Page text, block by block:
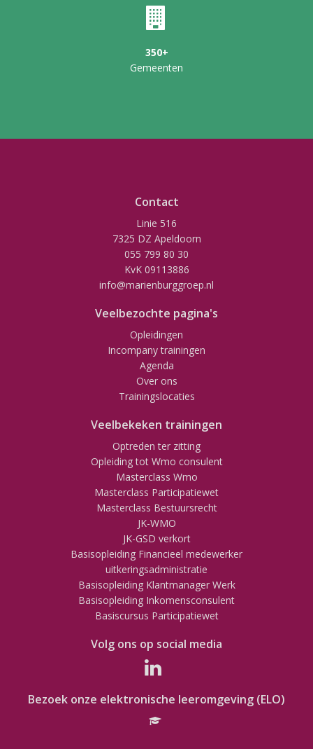
350+
Gemeenten
Contact
Linie 516
7325 DZ Apeldoorn
055 799 80 30
KvK 09113886
info@marienburggroep.nl
Veelbezochte pagina's
Opleidingen
Incompany trainingen
Agenda
Over ons
Trainingslocaties
Veelbekeken trainingen
Optreden ter zitting
Opleiding tot Wmo consulent
Masterclass Wmo
Masterclass Participatiewet
Masterclass Bestuursrecht
JK-WMO
JK-GSD verkort
Basisopleiding Financieel medewerker
uitkeringsadministratie
Basisopleiding Klantmanager Werk
Basisopleiding Inkomensconsulent
Basiscursus Participatiewet
Volg ons op social media
Bezoek onze elektronische leeromgeving (ELO)